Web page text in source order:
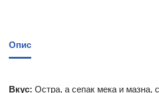
Опис
Вкус: Остра, а сепак мека и мазна,